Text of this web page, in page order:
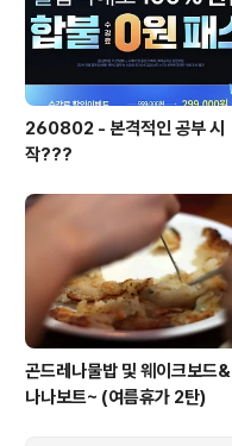
260802 - 본격적인 공부 시
작???
곤드레나물밥 및 웨이크보드
나나보트~ (여름휴가 2탄)